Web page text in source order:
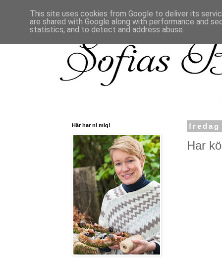
fredag
Har
Här har ni mig!
This site uses cookies from Google to deliver its
are shared with Google along with performance and
statistics, and to detect and address abuse.